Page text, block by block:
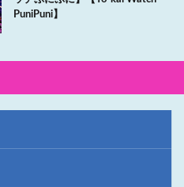
PuniPuni】